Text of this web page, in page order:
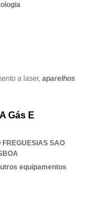
a laser, aparelhos
Gás E
FREGUESIAS SAO
equipamentos